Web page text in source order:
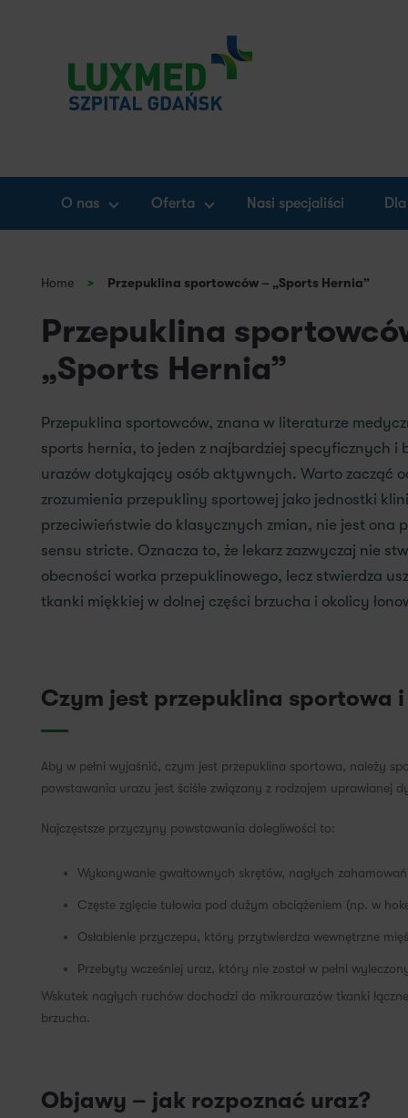
O nas Oferta Nasi specjaliści
Home > Przepuklina sportowców – „Sports Hernia”
Przepuklina
„Sports Hernia”
Przepuklina sportowców, znana w literaturze
sports hernia, to jeden z najbardziej specyficznych i
urazów dotykający osób aktywnych. Warto zacząć
zrozumienia przepukliny sportowej jako jednostki
przeciwieństwie do klasycznych zmian, nie jest ona
sensu stricte. Oznacza to, że lekarz zazwyczaj nie
obecności worka przepuklinowego, lecz stwierdza
tkanki miękkiej w dolnej części brzucha i okolicy
Czym jest przepuklina sportowa
Aby w pełni wyjaśnić, czym jest przepuklina sportowa, należy
powstawania urazu jest ściśle związany z rodzajem uprawianej
Najczęstsze przyczyny powstawania dolegliwości to:
Wykonywanie gwałtownych skrętów, nagłych
Częste zgięcie tułowia pod dużym obciążeniem (np. w
Osłabienie przyczepu, który przytwierdza wewnętrzne
Przebyty wcześniej uraz, który nie został w pełni
Wskutek nagłych ruchów dochodzi do mikrourazów tkanki
brzucha.
Objawy – jak rozpoznać uraz?